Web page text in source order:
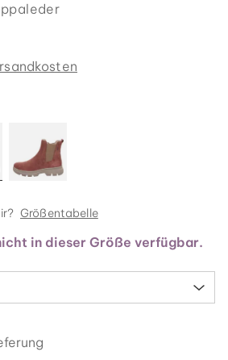
Größentabelle
in dieser Größe verfügbar.